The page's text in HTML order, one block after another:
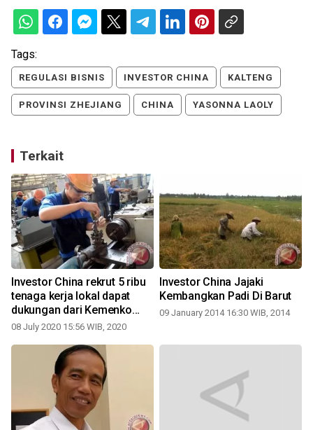
Tags:
REGULASI BISNIS INVESTOR CHINA KALTENG
PROVINSI ZHEJIANG CHINA YASONNA LAOLY
Terkait
Investor China rekrut 5 ribu
tenaga kerja lokal dapat
dukungan dari Kemenko
Maritim
08 July 2020 15:56 WIB, 2020
Investor China Jajaki
Kembangkan Padi Di Barut
09 January 2014 16:30 WIB, 2014